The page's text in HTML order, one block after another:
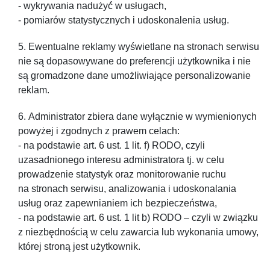
- wykrywania nadużyć́ w usługach,
- pomiarów statystycznych i udoskonalenia usług.
Ewentualne reklamy wyświetlane na stronach serwisu
nie są dopasowywane do preferencji użytkownika i nie
są̨ gromadzone dane umożliwiające personalizowanie
reklam.
Administrator zbiera dane wyłącznie w wymienionych
powyżej i zgodnych z prawem celach:
- na podstawie art. 6 ust. 1 lit. f) RODO, czyli
uzasadnionego interesu administratora tj. w celu
prowadzenie statystyk oraz monitorowanie ruchu
na stronach serwisu, analizowania i udoskonalania
usług oraz zapewnianiem ich bezpieczeństwa,
- na podstawie art. 6 ust. 1 lit b) RODO – czyli w związku
z niezbędnością w celu zawarcia lub wykonania umowy,
której stroną jest użytkownik.